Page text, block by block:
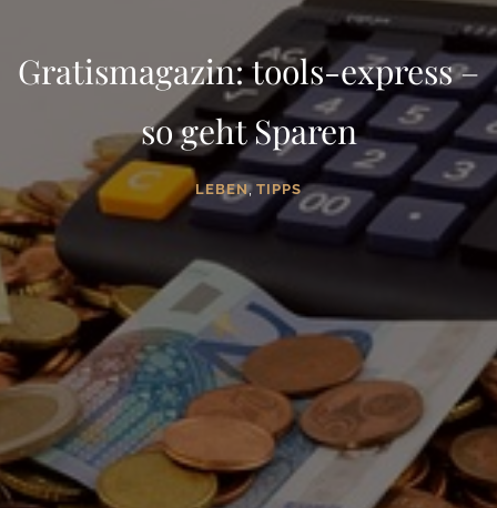
Gratismagazin: tools-express –
so geht Sparen
LEBEN, TIPPS